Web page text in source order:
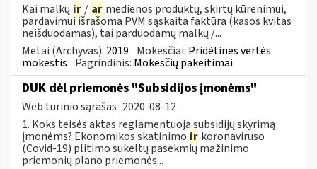
Kai malkų ir / ar medienos produktų, skirtų kūrenimui,
pardavimui išrašoma PVM sąskaita faktūra (kasos kvitas
neišduodamas), tai parduodamų malkų /...
Metai (Archyvas): 2019 Mokesčiai: Pridėtinės vertės
mokestis Pagrindinis: Mokesčių pakeitimai
DUK dėl priemonės "Subsidijos įmonėms"
Web turinio sąrašas 2020-08-12
1. Koks teisės aktas reglamentuoja subsidijų skyrimą
įmonėms? Ekonomikos skatinimo ir koronaviruso
(Covid-19) plitimo sukeltų pasekmių mažinimo
priemonių plano priemonės...